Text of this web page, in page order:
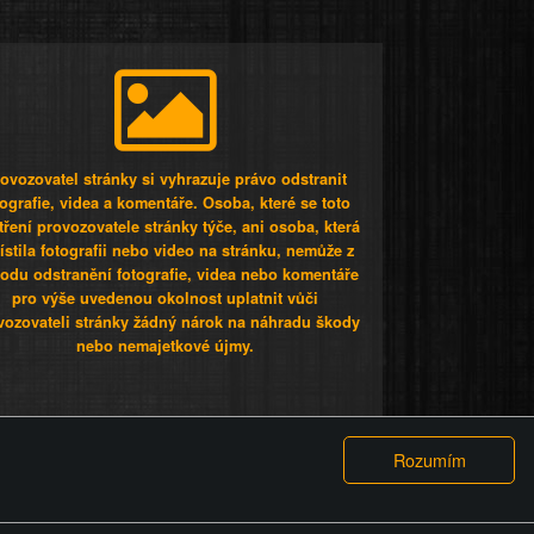
stránky si vyhrazuje právo odstranit
videa a komentáře. Osoba, které se toto
provozovatele stránky týče, ani osoba, která
fotografii nebo video na stránku, nemůže z
odstranění fotografie, videa nebo komentáře
pro výše uvedenou okolnost uplatnit vůči
stránky žádný nárok na náhradu škody
nebo nemajetkové újmy.
GDPR COOKIES